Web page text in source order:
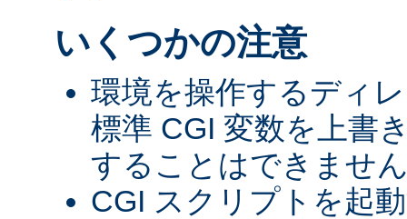
いくつかの注意
環境を操作するディ
標準 CGI 変数を上書
することはできませ
CGI スクリプトを起